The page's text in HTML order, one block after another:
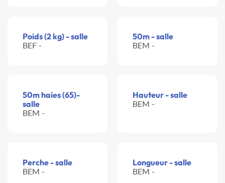
Poids (2 kg) - salle
BEF -
50m - salle
BEM -
50m haies (65)-
salle
BEM -
Hauteur - salle
BEM -
Perche - salle
BEM -
Longueur - salle
BEM -